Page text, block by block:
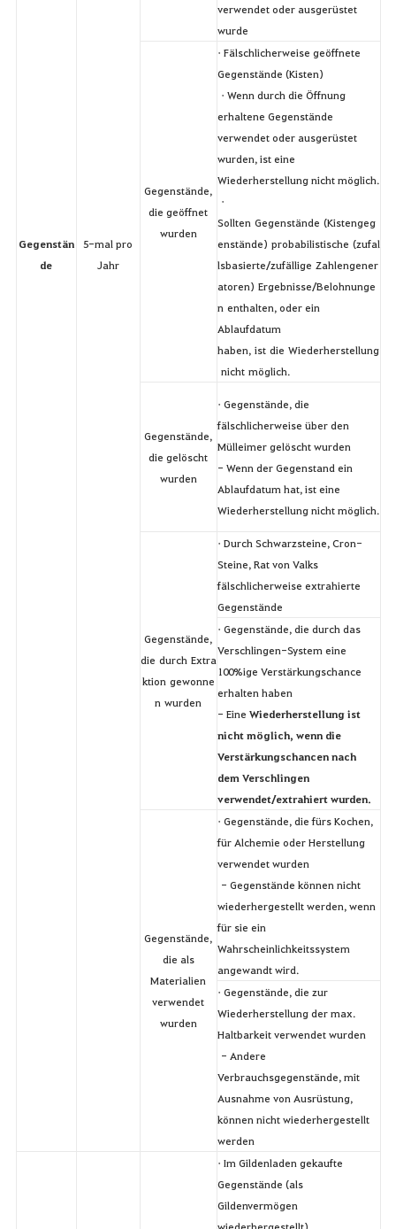
Gegenstän
de
5-mal pro
Jahr
verwendet oder ausgerüstet
wurde
Gegenstände,
die geöffnet
wurden
• Fälschlicherweise geöffnete
Gegenstände (Kisten)
• Wenn durch die Öffnung
erhaltene Gegenstände
verwendet oder ausgerüstet
wurden, ist eine
Wiederherstellung nicht möglich.
•
Sollten Gegenstände (Kistengeg
enstände) probabilistische (zufal
lsbasierte/zufällige Zahlengener
atoren) Ergebnisse/Belohnunge
n enthalten, oder ein
Ablaufdatum
haben, ist die Wiederherstellung
nicht möglich.
Gegenstände,
die gelöscht
wurden
• Gegenstände, die
fälschlicherweise über den
Mülleimer gelöscht wurden
- Wenn der Gegenstand ein
Ablaufdatum hat, ist eine
Wiederherstellung nicht möglich.
Gegenstände,
die durch Extra
ktion gewonne
n wurden
• Durch Schwarzsteine, Cron-
Steine, Rat von Valks
fälschlicherweise extrahierte
Gegenstände
• Gegenstände, die durch das
Verschlingen-System eine
100%ige Verstärkungschance
erhalten haben
- Eine Wiederherstellung ist
nicht möglich, wenn die
Verstärkungschancen nach
dem Verschlingen
verwendet/extrahiert wurden.
Gegenstände,
die als
Materialien
verwendet
wurden
• Gegenstände, die fürs Kochen,
für Alchemie oder Herstellung
verwendet wurden
- Gegenstände können nicht
wiederhergestellt werden, wenn
für sie ein
Wahrscheinlichkeitssystem
angewandt wird.
• Gegenstände, die zur
Wiederherstellung der max.
Haltbarkeit verwendet wurden
- Andere
Verbrauchsgegenstände, mit
Ausnahme von Ausrüstung,
können nicht wiederhergestellt
werden
• Im Gildenladen gekaufte
Gegenstände (als
Gildenvermögen